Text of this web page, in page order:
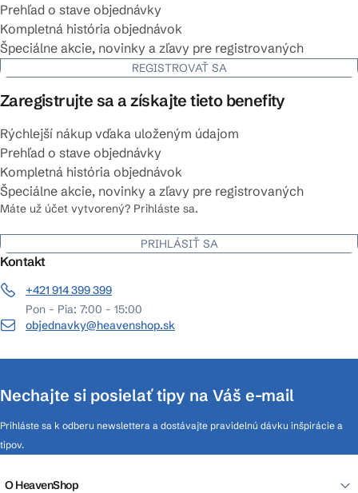
Prehľad o stave objednávky
Kompletná história objednávok
Špeciálne akcie, novinky a zľavy pre registrovaných
REGISTROVAŤ SA
Zaregistrujte sa a získajte tieto benefity
Rýchlejší nákup vďaka uloženým údajom
Prehľad o stave objednávky
Kompletná história objednávok
Špeciálne akcie, novinky a zľavy pre registrovaných
Máte už účet vytvorený? Prihláste sa.
PRIHLÁSIŤ SA
Kontakt
+421 914 399 399
Pon - Pia: 7:00 - 15:00
objednavky@heavenshop.sk
Nechajte si posielať tipy na Váš e-mail
Prihláste sa k odberu newslettera a dostávajte pravidelnú dávku inšpirácie a
tipov.
O HeavenShop